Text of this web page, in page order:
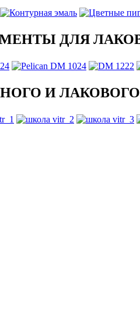
ДЛЯ
И ЛАКОВОГО